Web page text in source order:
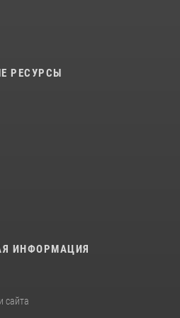
РЕСУРСЫ
ИНФОРМАЦИЯ
сайта